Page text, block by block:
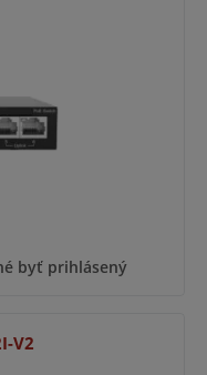
byť prihlásený
V2